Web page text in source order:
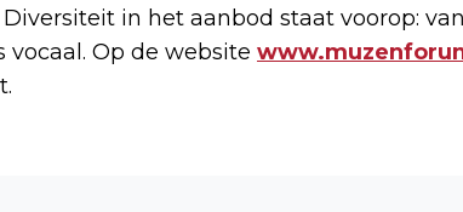
in het aanbod staat voorop:
Op de website